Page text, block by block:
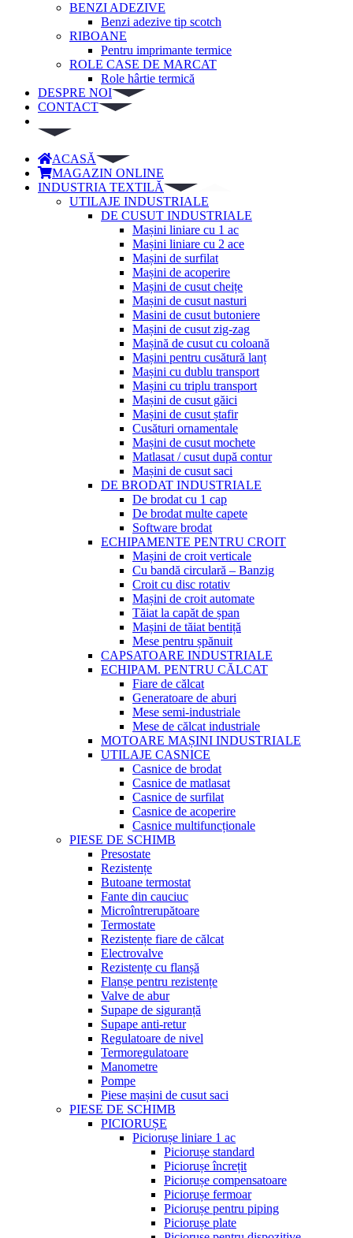
BENZI ADEZIVE
Benzi adezive tip scotch
RIBOANE
Pentru imprimante termice
ROLE CASE DE MARCAT
Role hârtie termică
DESPRE NOI
CONTACT
ACASĂ
MAGAZIN ONLINE
INDUSTRIA TEXTILĂ
UTILAJE INDUSTRIALE
DE CUSUT INDUSTRIALE
Mașini liniare cu 1 ac
Mașini liniare cu 2 ace
Mașini de surfilat
Mașini de acoperire
Mașini de cusut cheițe
Mașini de cusut nasturi
Masini de cusut butoniere
Mașini de cusut zig-zag
Mașină de cusut cu coloană
Mașini pentru cusătură lanț
Mașini cu dublu transport
Mașini cu triplu transport
Mașini de cusut găici
Mașini de cusut ștafir
Cusături ornamentale
Mașini de cusut mochete
Matlasat / cusut după contur
Mașini de cusut saci
DE BRODAT INDUSTRIALE
De brodat cu 1 cap
De brodat multe capete
Software brodat
ECHIPAMENTE PENTRU CROIT
Mașini de croit verticale
Cu bandă circulară – Banzig
Croit cu disc rotativ
Mașini de croit automate
Tăiat la capăt de șpan
Mașini de tăiat bentiță
Mese pentru șpănuit
CAPSATOARE INDUSTRIALE
ECHIPAM. PENTRU CĂLCAT
Fiare de călcat
Generatoare de aburi
Mese semi-industriale
Mese de călcat industriale
MOTOARE MAȘINI INDUSTRIALE
UTILAJE CASNICE
Casnice de brodat
Casnice de matlasat
Casnice de surfilat
Casnice de acoperire
Casnice multifuncționale
PIESE DE SCHIMB
Presostate
Rezistențe
Butoane termostat
Fante din cauciuc
Microîntrerupătoare
Termostate
Rezistențe fiare de călcat
Electrovalve
Rezistențe cu flanșă
Flanșe pentru rezistențe
Valve de abur
Supape de siguranță
Supape anti-retur
Regulatoare de nivel
Termoregulatoare
Manometre
Pompe
Piese mașini de cusut saci
PIESE DE SCHIMB
PICIORUȘE
Piciorușe liniare 1 ac
Piciorușe standard
Piciorușe încrețit
Piciorușe compensatoare
Piciorușe fermoar
Piciorușe pentru piping
Piciorușe plate